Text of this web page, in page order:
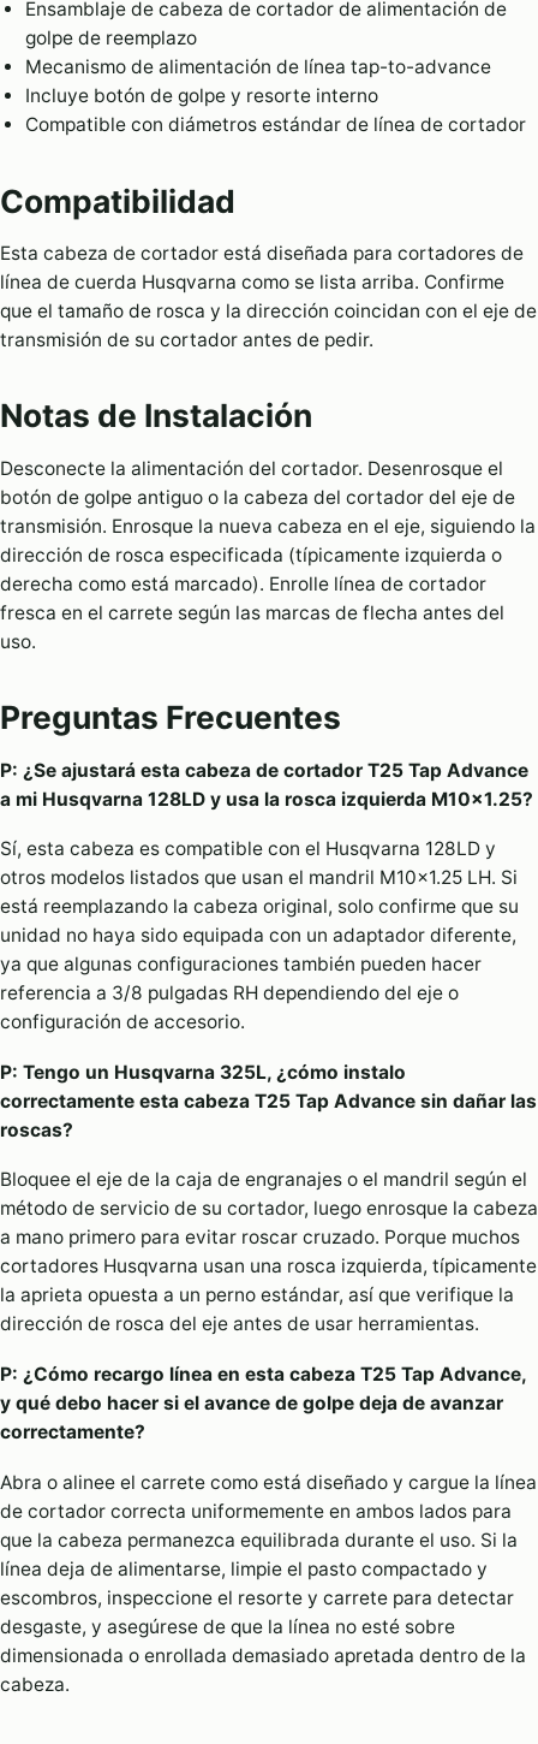
Ensamblaje de cabeza de cortador de alimentación de
golpe de reemplazo
Mecanismo de alimentación de línea tap-to-advance
Incluye botón de golpe y resorte interno
Compatible con diámetros estándar de línea de cortador
Compatibilidad
Esta cabeza de cortador está diseñada para cortadores de
línea de cuerda Husqvarna como se lista arriba. Confirme
que el tamaño de rosca y la dirección coincidan con el eje de
transmisión de su cortador antes de pedir.
Notas de Instalación
Desconecte la alimentación del cortador. Desenrosque el
botón de golpe antiguo o la cabeza del cortador del eje de
transmisión. Enrosque la nueva cabeza en el eje, siguiendo la
dirección de rosca especificada (típicamente izquierda o
derecha como está marcado). Enrolle línea de cortador
fresca en el carrete según las marcas de flecha antes del
uso.
Preguntas Frecuentes
P: ¿Se ajustará esta cabeza de cortador T25 Tap Advance
a mi Husqvarna 128LD y usa la rosca izquierda M10×1.25?
Sí, esta cabeza es compatible con el Husqvarna 128LD y
otros modelos listados que usan el mandril M10×1.25 LH. Si
está reemplazando la cabeza original, solo confirme que su
unidad no haya sido equipada con un adaptador diferente,
ya que algunas configuraciones también pueden hacer
referencia a 3/8 pulgadas RH dependiendo del eje o
configuración de accesorio.
P: Tengo un Husqvarna 325L, ¿cómo instalo
correctamente esta cabeza T25 Tap Advance sin dañar las
roscas?
Bloquee el eje de la caja de engranajes o el mandril según el
método de servicio de su cortador, luego enrosque la cabeza
a mano primero para evitar roscar cruzado. Porque muchos
cortadores Husqvarna usan una rosca izquierda, típicamente
la aprieta opuesta a un perno estándar, así que verifique la
dirección de rosca del eje antes de usar herramientas.
P: ¿Cómo recargo línea en esta cabeza T25 Tap Advance,
y qué debo hacer si el avance de golpe deja de avanzar
correctamente?
Abra o alinee el carrete como está diseñado y cargue la línea
de cortador correcta uniformemente en ambos lados para
que la cabeza permanezca equilibrada durante el uso. Si la
línea deja de alimentarse, limpie el pasto compactado y
escombros, inspeccione el resorte y carrete para detectar
desgaste, y asegúrese de que la línea no esté sobre
dimensionada o enrollada demasiado apretada dentro de la
cabeza.